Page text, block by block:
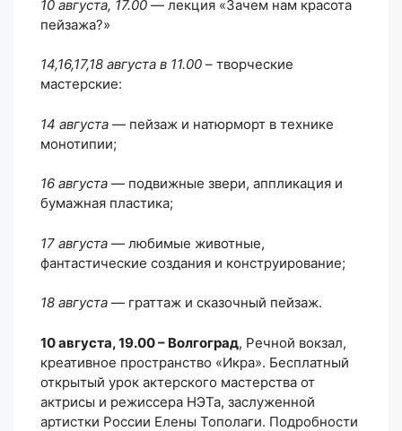
10 августа, 17.00 — лекция «Зачем нам красота
пейзажа?»
14,16,17,18 августа в 11.00 – творческие
мастерские:
14 августа — пейзаж и натюрморт в технике
монотипии;
16 августа — подвижные звери, аппликация и
бумажная пластика;
17 августа — любимые животные,
фантастические создания и конструирование;
18 августа — граттаж и сказочный пейзаж.
10 августа, 19.00 – Волгоград, Речной вокзал,
креативное пространство «Икра». Бесплатный
открытый урок актерского мастерства от
актрисы и режиссера НЭТа, заслуженной
артистки России Елены Тополаги. Подробности